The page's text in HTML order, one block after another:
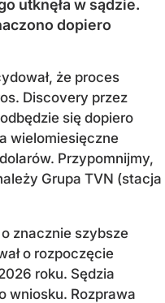
utknęła w sądzie.
dopiero
że proces
Discovery przez
się dopiero
wielomiesięczne
Przypomnijmy,
Grupa TVN (stacja
znacznie szybsze
o rozpoczęcie
roku. Sędzia
wniosku. Rozprawa